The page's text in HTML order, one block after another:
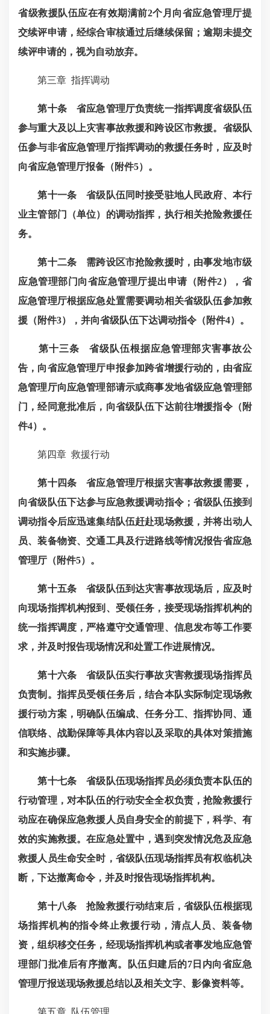
省级救援队伍应在有效期满前2个月向省应急管理厅提
交续评申请，经综合审核通过后继续保留；逾期未提交
续评申请的，视为自动放弃。
第三章 指挥调动
第十条省应急管理厅负责统一指挥调度省级队伍
参与重大及以上灾害事故救援和跨设区市救援。省级队
伍参与非省应急管理厅指挥调动的救援任务时，应及时
向省应急管理厅报备 （附件5） 。
第十一条 省级队伍同时接受驻地人民政府、本行
业主管部门（单位）的调动指挥，执行相关抢险救援任
务。
第十二条 需跨设区市抢险救援时，由事发地市级
应急管理部门向省应急管理厅提出申请（附件2），省
应急管理厅根据应急处置需要调动相关省级队伍参加救
援（附件3），并向省级队伍下达调动指令（附件4）。
第十三条省级队伍根据应急管理部灾害事故公
告，向省应急管理厅申报参加跨省增援行动的，由省应
急管理厅向应急管理部请示或商事发地省级应急管理部
门，经同意批准后，向省级队伍下达前往增援指令（附
件4）。
第四章 救援行动
第十四条省应急管理厅根据灾害事故救援需要，
向省级队伍下达参与应急救援调动指令；省级队伍接到
调动指令后应迅速集结队伍赶赴现场救援，并将出动人
员、装备物资、交通工具及行进路线等情况报告省应急
管理厅（附件5）。
第十五条 省级队伍到达灾害事故现场后，应及时
向现场指挥机构报到、受领任务，接受现场指挥机构的
统一指挥调度，严格遵守交通管理、信息发布等工作要
求，并及时报告现场情况和处置工作进展情况。
第十六条 省级队伍实行事故灾害救援现场指挥员
负责制。指挥员受领任务后，结合本队实际制定现场救
援行动方案，明确队伍编成、任务分工、指挥协同、通
信联络、战勤保障等具体内容以及采取的具体对策措施
和实施步骤。
第十七条 省级队伍现场指挥员必须负责本队伍的
行动管理，对本队伍的行动安全全权负责，抢险救援行
动应在确保应急救援人员自身安全的前提下，科学、有
效的实施救援。在应急处置中，遇到突发情况危及应急
救援人员生命安全时，省级队伍现场指挥员有权临机决
断，下达撤离命令，并及时报告现场指挥机构。
第十八条抢险救援行动结束后，省级队伍根据现
场指挥机构的指令终止救援行动，清点人员、装备物
资，组织移交任务，经现场指挥机构或者事发地应急管
理部门批准后有序撤离。队伍归建后的7日内向省应急
管理厅报送现场救援总结以及相关文字、影像资料等。
第五章 队伍管理